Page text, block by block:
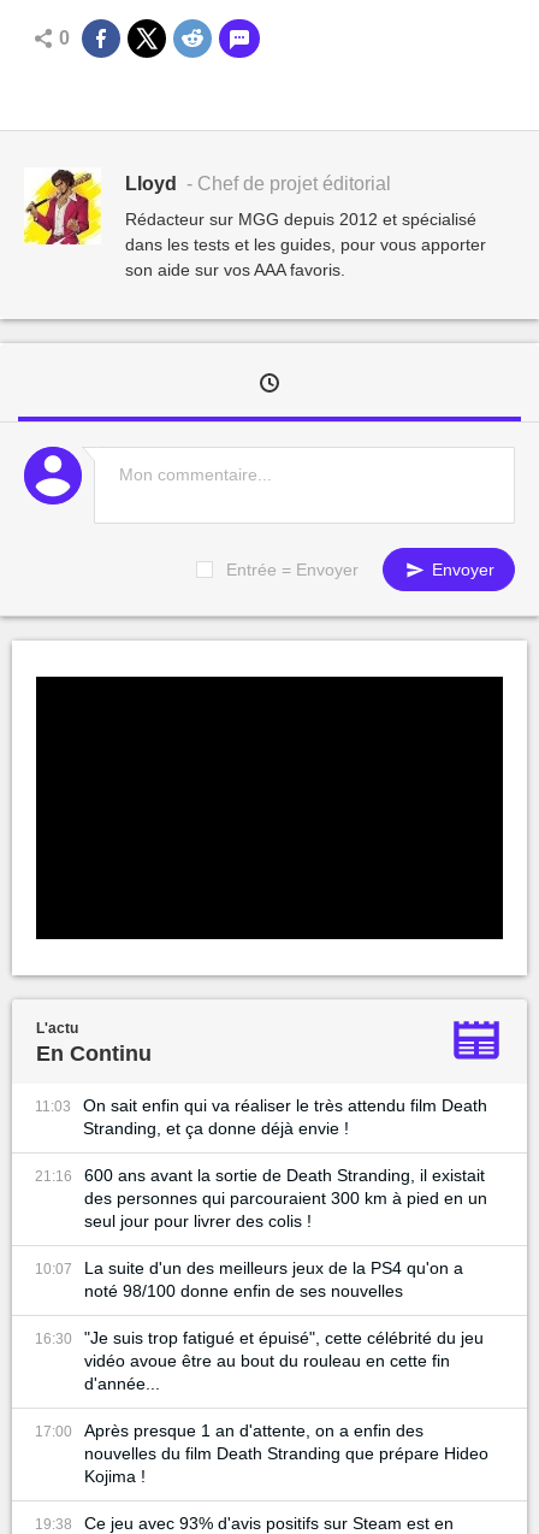
0
Lloyd - Chef de projet éditorial
Rédacteur sur MGG depuis 2012 et spécialisé
dans les tests et les guides, pour vous apporter
son aide sur vos AAA favoris.
Entrée = Envoyer Envoyer
L'actu
En Continu
11:03
On sait enfin qui va réaliser le très attendu film Death
Stranding, et ça donne déjà envie !
21:16
600 ans avant la sortie de Death Stranding, il existait
des personnes qui parcouraient 300 km à pied en un
seul jour pour livrer des colis !
10:07
La suite d'un des meilleurs jeux de la PS4 qu'on a
noté 98/100 donne enfin de ses nouvelles
16:30
"Je suis trop fatigué et épuisé", cette célébrité du jeu
vidéo avoue être au bout du rouleau en cette fin
d'année...
17:00
Après presque 1 an d'attente, on a enfin des
nouvelles du film Death Stranding que prépare Hideo
Kojima !
19:38
Ce jeu avec 93% d'avis positifs sur Steam est en